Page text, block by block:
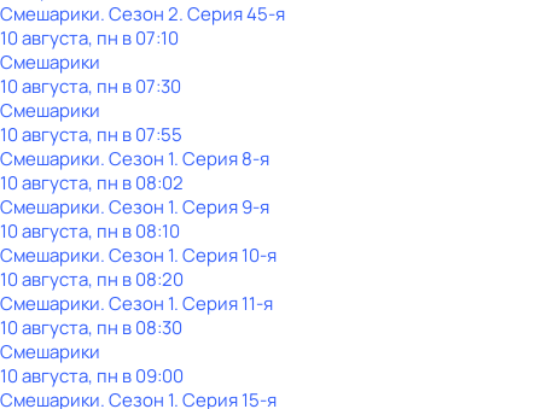
Смешарики. Сезон 2. Серия 45-я
10 августа, пн в 07:10
Смешарики
10 августа, пн в 07:30
Смешарики
10 августа, пн в 07:55
Смешарики. Сезон 1. Серия 8-я
10 августа, пн в 08:02
Смешарики. Сезон 1. Серия 9-я
10 августа, пн в 08:10
Смешарики. Сезон 1. Серия 10-я
10 августа, пн в 08:20
Смешарики. Сезон 1. Серия 11-я
10 августа, пн в 08:30
Смешарики
10 августа, пн в 09:00
Смешарики. Сезон 1. Серия 15-я